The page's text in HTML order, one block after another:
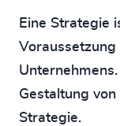
Eine Strategie
Gestaltung
Strategie.